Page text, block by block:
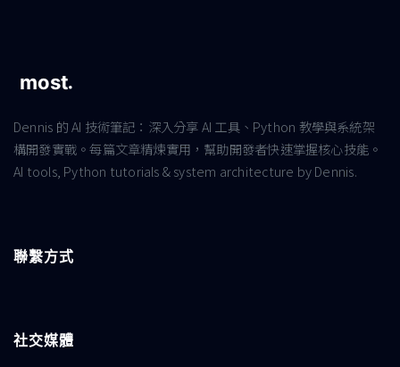
Dennis 的 AI 技術筆記：深入分享 AI 工具、Python 教學與系統架
構開發實戰。每篇文章精煉實用，幫助開發者快速掌握核心技能。
AI tools, Python tutorials & system architecture by Dennis.
聯繫方式
社交媒體